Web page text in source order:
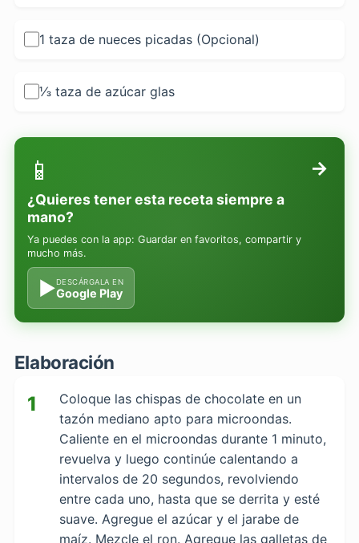
1 taza de nueces picadas (Opcional)
⅓ taza de azúcar glas
📱
¿Quieres tener esta receta siempre a
mano?
Ya puedes con la app: Guardar en favoritos, compartir y
mucho más.
▶DESCÁRGALA EN
Google Play
→
Elaboración
1
Coloque las chispas de chocolate en un
tazón mediano apto para microondas.
Caliente en el microondas durante 1 minuto,
revuelva y luego continúe calentando a
intervalos de 20 segundos, revolviendo
entre cada uno, hasta que se derrita y esté
suave. Agregue el azúcar y el jarabe de
maíz. Mezcle el ron. Agregue las galletas de